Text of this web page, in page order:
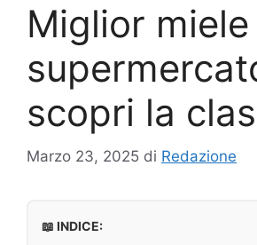
Miglior miele
scopri la
Marzo 23, 2025 di Redazione
📖 INDICE: